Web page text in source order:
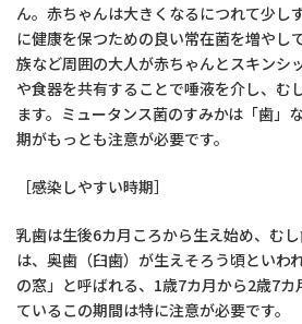
ん。赤ちゃんは大きくなるにつれて少し
に健康を保つための良い常在菌を増やし
族など周囲の大人が赤ちゃんとスキンシ
や食器を共有することで唾液を介し、む
ます。ミュータンス菌のすみかは「歯」
期がもっとも注意が必要です。
［感染しやすい時期］
乳歯は生後6カ月ころから生え始め、む
は、奥歯（臼歯）が生えそろう頃といわ
の窓」と呼ばれる、1歳7カ月から2歳7カ
ているこの期間は特に注意が必要です。